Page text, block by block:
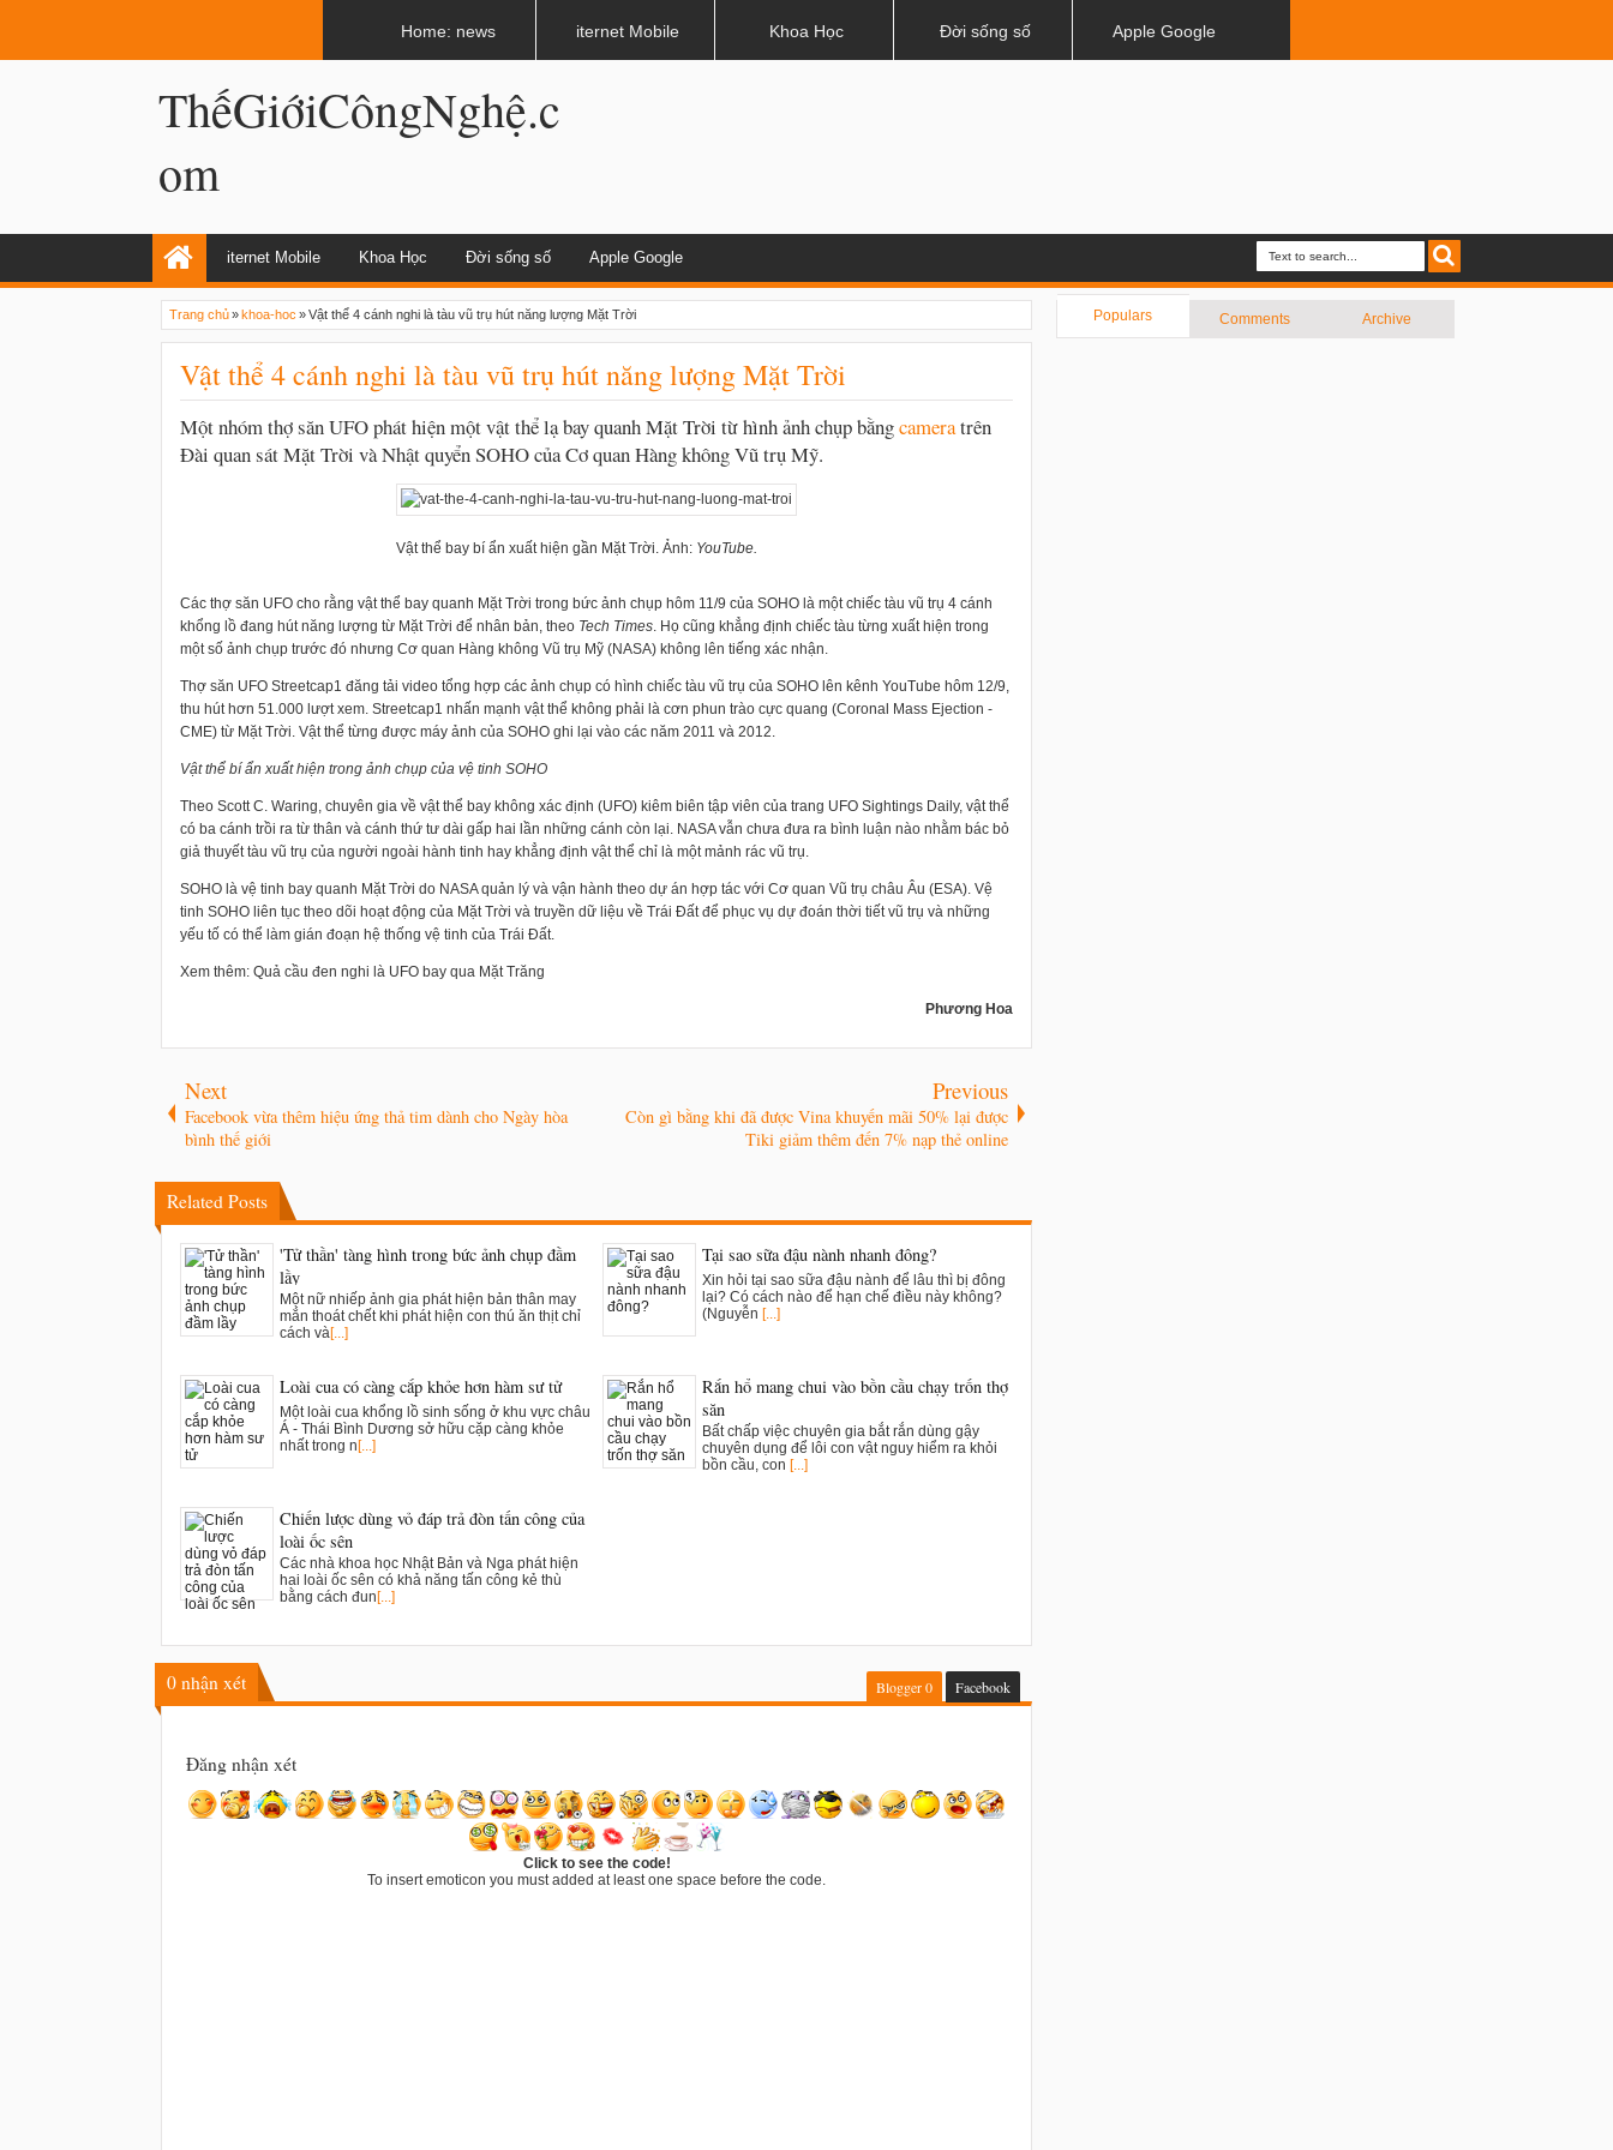
ThếGiớiCôngNghệ.c
om
iternet Mobile Khoa Học Đời sống số Apple Google
Populars Comments Archive
Trang chủ»khoa-hoc »Vật thể 4 cánh nghi là tàu vũ trụ hút năng lượng Mặt Trời
Vật thể 4 cánh nghi là tàu vũ trụ hút năng lượng Mặt Trời
Một nhóm thợ săn UFO phát hiện một vật thể lạ bay quanh Mặt Trời từ hình ảnh chụp bằngcameratrên
Đài quan sát Mặt Trời và Nhật quyển SOHO của Cơ quan Hàng không Vũ trụ Mỹ.
Vật thể bay bí ẩn xuất hiện gần Mặt Trời. Ảnh: YouTube.
Các thợ săn UFO cho rằng vật thể bay quanh Mặt Trời trong bức ảnh chụp hôm 11/9 của SOHO là một chiếc tàu vũ trụ 4 cánh
khổng lồ đang hút năng lượng từ Mặt Trời để nhân bản, theo Tech Times. Họ cũng khẳng định chiếc tàu từng xuất hiện trong
một số ảnh chụp trước đó nhưng Cơ quan Hàng không Vũ trụ Mỹ (NASA) không lên tiếng xác nhận.
Thợ săn UFO Streetcap1 đăng tải video tổng hợp các ảnh chụp có hình chiếc tàu vũ trụ của SOHO lên kênh YouTube hôm 12/9,
thu hút hơn 51.000 lượt xem. Streetcap1 nhấn mạnh vật thể không phải là cơn phun trào cực quang (Coronal Mass Ejection -
CME) từ Mặt Trời. Vật thể từng được máy ảnh của SOHO ghi lại vào các năm 2011 và 2012.
Vật thể bí ẩn xuất hiện trong ảnh chụp của vệ tinh SOHO
Theo Scott C. Waring, chuyên gia về vật thể bay không xác định (UFO) kiêm biên tập viên của trang UFO Sightings Daily, vật thể
có ba cánh trồi ra từ thân và cánh thứ tư dài gấp hai lần những cánh còn lại. NASA vẫn chưa đưa ra bình luận nào nhằm bác bỏ
giả thuyết tàu vũ trụ của người ngoài hành tinh hay khẳng định vật thể chỉ là một mảnh rác vũ trụ.
SOHO là vệ tinh bay quanh Mặt Trời do NASA quản lý và vận hành theo dự án hợp tác với Cơ quan Vũ trụ châu Âu (ESA). Vệ
tinh SOHO liên tục theo dõi hoạt động của Mặt Trời và truyền dữ liệu về Trái Đất để phục vụ dự đoán thời tiết vũ trụ và những
yếu tố có thể làm gián đoạn hệ thống vệ tinh của Trái Đất.
Xem thêm: Quả cầu đen nghi là UFO bay qua Mặt Trăng
Phương Hoa
Next
Facebook vừa thêm hiệu ứng thả tim dành cho Ngày hòa
bình thế giới
Previous
Còn gì bằng khi đã được Vina khuyến mãi 50% lại được
Tiki giảm thêm đến 7% nạp thẻ online
Related Posts
'Tử thần' tàng hình trong bức ảnh chụp đầm
lầy
Một nữ nhiếp ảnh gia phát hiện bản thân may
mắn thoát chết khi phát hiện con thú ăn thịt chỉ
cách và[...]
Tại sao sữa đậu nành nhanh đông?
Xin hỏi tại sao sữa đậu nành để lâu thì bị đông
lại? Có cách nào để hạn chế điều này không?
(Nguyễn [...]
Loài cua có càng cắp khỏe hơn hàm sư tử
Một loài cua khổng lồ sinh sống ở khu vực châu
Á - Thái Bình Dương sở hữu cặp càng khỏe
nhất trong n [...]
Rắn hổ mang chui vào bồn cầu chạy trốn thợ
săn
Bất chấp việc chuyên gia bắt rắn dùng gậy
chuyên dụng để lôi con vật nguy hiểm ra khỏi
bồn cầu, con [...]
Chiến lược dùng vỏ đáp trả đòn tấn công của
loài ốc sên
Các nhà khoa học Nhật Bản và Nga phát hiện
hai loài ốc sên có khả năng tấn công kẻ thù
bằng cách đun [...]
0 nhận xét Blogger0 Facebook
Đăng nhận xét
Click to see the code!
To insert emoticon you must added at least one space before the code.
Home: news iternet Mobile Khoa Học Đời sống số Apple Google